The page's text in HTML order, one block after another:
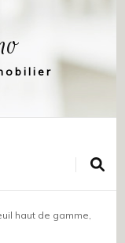
haut de gamme,